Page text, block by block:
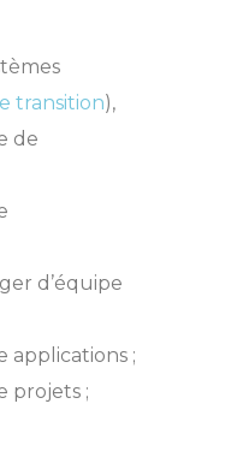
transition),
de
d’équipe
applications ;
projets ;